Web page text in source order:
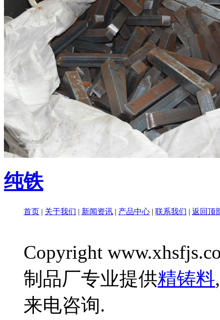
纯铁
首页 | 关于我们 | 新闻资讯 | 产品中心 | 联系我们 | 返回顶
Copyright
制品厂专业提供精铸料,
来电咨询.